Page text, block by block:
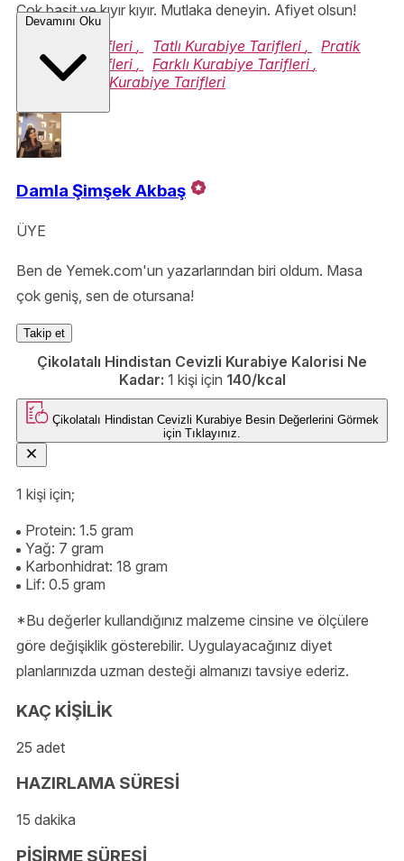
Çok basit ve kıyır kıyır. Mutlaka deneyin. Afiyet olsun!
Kurabiye Tarifleri , Tatlı Kurabiye Tarifleri ,
Pratik
Kurabiye Tarifleri , Farklı Kurabiye Tarifleri ,
Çocuklar İçin Kurabiye Tarifleri
Devamını Oku
Damla Şimşek Akbaş
ÜYE
Ben de Yemek.com'un yazarlarından biri oldum. Masa
çok geniş, sen de otursana!
Takip et
Çikolatalı Hindistan Cevizli Kurabiye Kalorisi Ne
Kadar: 1 kişi için 140/kcal
Çikolatalı Hindistan Cevizli KurabiyeBesin Değerlerini Görmek
için Tıklayınız.
1 kişi için;
Protein: 1.5 gram
Yağ: 7 gram
Karbonhidrat: 18 gram
Lif: 0.5 gram
*Bu değerler kullandığınız malzeme cinsine ve ölçülere
göre değişiklik gösterebilir. Uygulayacağınız diyet
planlarınızda uzman desteği almanızı tavsiye ederiz.
KAÇ KİŞİLİK
25 adet
HAZIRLAMA SÜRESİ
15 dakika
PİŞİRME SÜRESİ